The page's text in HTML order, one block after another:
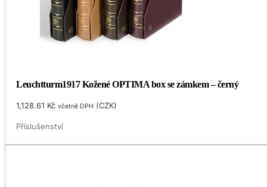
Leuchtturm1917 Kožené OPTIMA box se zámkem – černý
1,128.61 Kč včetně DPH (CZK)
Příslušenství